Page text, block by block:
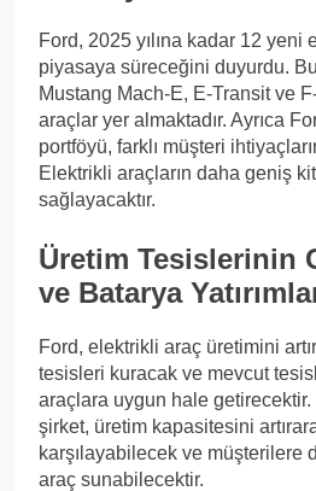
Ford, 2025 yılına kadar 12
piyasaya süreceğini duyurdu.
Mustang Mach-E, E-Transit ve
araçlar yer almaktadır. Ayrıca
portföyü, farklı müşteri
Elektrikli araçların daha geniş
sağlayacaktır.
Üretim Tesislerinin
ve Batarya
Ford, elektrikli araç üretimini
tesisleri kuracak ve mevcut
araçlara uygun hale
şirket, üretim kapasitesini
karşılayabilecek ve müşterilere
araç sunabilecektir.